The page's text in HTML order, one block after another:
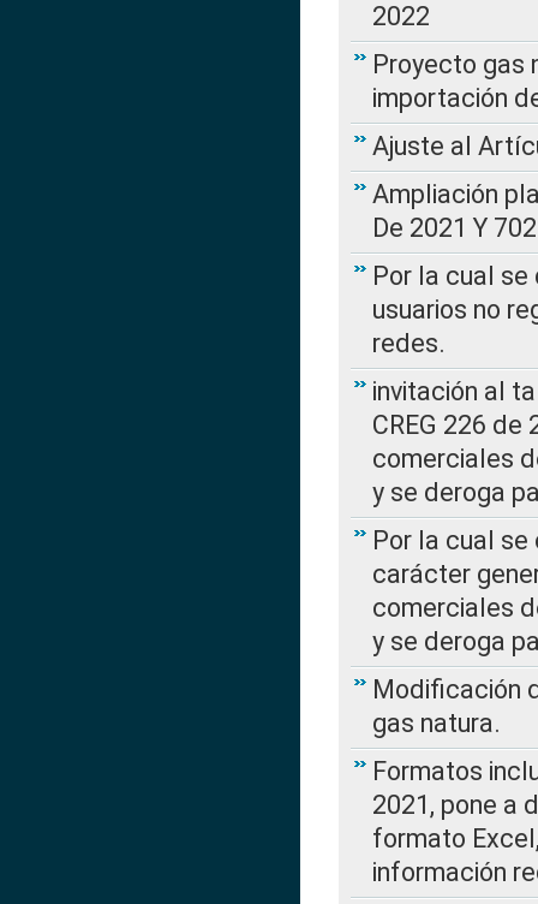
2022
Proyecto gas
importación
Ajuste al
Ampliación
De 2021 Y
Por la cual
usuarios no
redes.
invitación al
CREG 226
comerciales
y se deroga
Por la cual
carácter
comerciales
y se deroga
Modificación
gas natura.
Formatos
2021, pone a
formato
información